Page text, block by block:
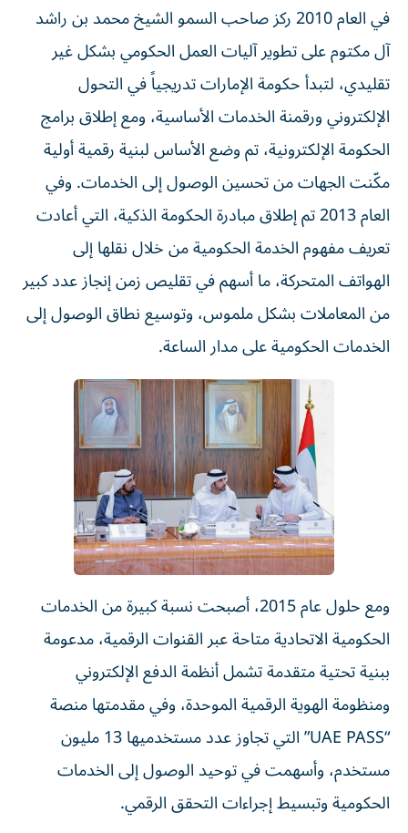
في العام 2010 ركز صاحب السمو الشيخ محمد بن راشد
آل مكتوم على تطوير آليات العمل الحكومي بشكل غير
تقليدي، لتبدأ حكومة الإمارات تدريجياً في التحول
الإلكتروني ورقمنة الخدمات الأساسية، ومع إطلاق برامج
الحكومة الإلكترونية، تم وضع الأساس لبنية رقمية أولية
مكّنت الجهات من تحسين الوصول إلى الخدمات. وفي
العام 2013 تم إطلاق مبادرة الحكومة الذكية، التي أعادت
تعريف مفهوم الخدمة الحكومية من خلال نقلها إلى
الهواتف المتحركة، ما أسهم في تقليص زمن إنجاز عدد كبير
من المعاملات بشكل ملموس، وتوسيع نطاق الوصول إلى
الخدمات الحكومية على مدار الساعة.
ومع حلول عام 2015، أصبحت نسبة كبيرة من الخدمات
الحكومية الاتحادية متاحة عبر القنوات الرقمية، مدعومة
ببنية تحتية متقدمة تشمل أنظمة الدفع الإلكتروني
ومنظومة الهوية الرقمية الموحدة، وفي مقدمتها منصة
“UAE PASS” التي تجاوز عدد مستخدميها 13 مليون
مستخدم، وأسهمت في توحيد الوصول إلى الخدمات
الحكومية وتبسيط إجراءات التحقق الرقمي.